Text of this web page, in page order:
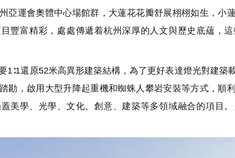
亞運會奧體中心場館群，大蓮花花瓣舒展栩栩如生，小
豐富精彩，處處傳遞着杭州深厚的人文與歷史底蘊，
1∶1還原52米高異形建築結構，為了更好表達燈光對建築
勘，啟用大型升降起重機和蜘蛛人攀岩安裝等方式，順
美學、光學、文化、創意、建築等多領域融合的項目